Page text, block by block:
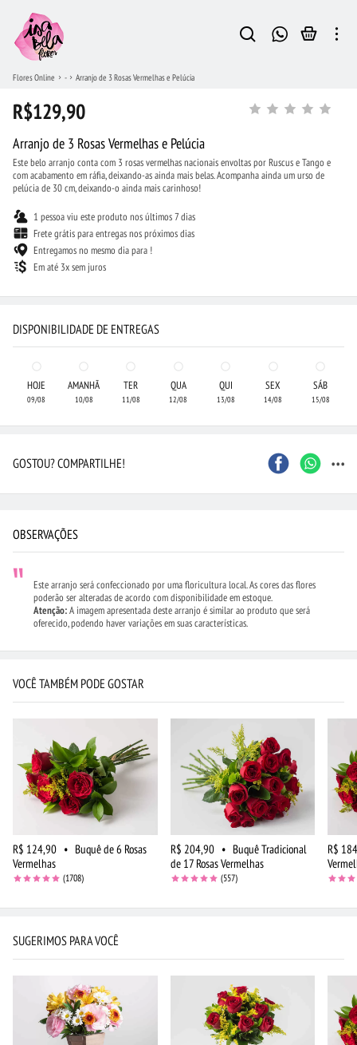
Flores Online - Arranjo de 3 Rosas Vermelhas e Pelúcia
R$129,90
Arranjo de 3 Rosas Vermelhas e Pelúcia
Este belo arranjo conta com 3 rosas vermelhas nacionais envoltas por Ruscus e Tango e
com acabamento em ráfia, deixando-as ainda mais belas. Acompanha ainda um urso de
pelúcia de 30 cm, deixando-o ainda mais carinhoso!
1 pessoa viu este produto nos últimos 7 dias
Frete grátis para entregas nos próximos dias
Entregamos no mesmo dia para !
Em até 3x sem juros
DISPONIBILIDADE DE ENTREGAS
HOJE
09/08
AMANHÃ
10/08
TER
11/08
QUA
12/08
QUI
13/08
SEX
14/08
SÁB
15/08
GOSTOU? COMPARTILHE! ...
OBSERVAÇÕES
Este arranjo será confeccionado por uma floricultura local. As cores das flores
poderão ser alteradas de acordo com disponibilidade em estoque.
Atenção:A imagem apresentada deste arranjo é similar ao produto que será
oferecido, podendo haver variações em suas características.
VOCÊ TAMBÉM PODE GOSTAR
R$ 124,90 • Buquê de 6 Rosas
Vermelhas
(1708)
R$ 204,90 • Buquê Tradicional
de 17 Rosas Vermelhas
(557)
R$
SUGERIMOS PARA VOCÊ